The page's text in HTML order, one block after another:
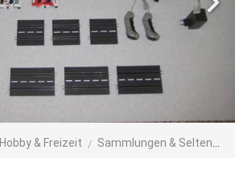
Hobby & Freizeit Sammlungen & Seltenes